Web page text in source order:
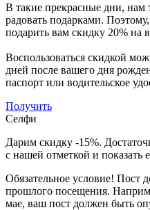
В такие прекрасные дни, нам
радовать подарками.
подарить вам скидку 20% на
Воспользоваться скидкой
дней после вашего дня
паспорт или водительское
Получить
Селфи
Дарим скидку -15%.
с нашей отметкой и
Обязательное условие! Пост
прошлого посещения.
мае, ваш пост должен быть